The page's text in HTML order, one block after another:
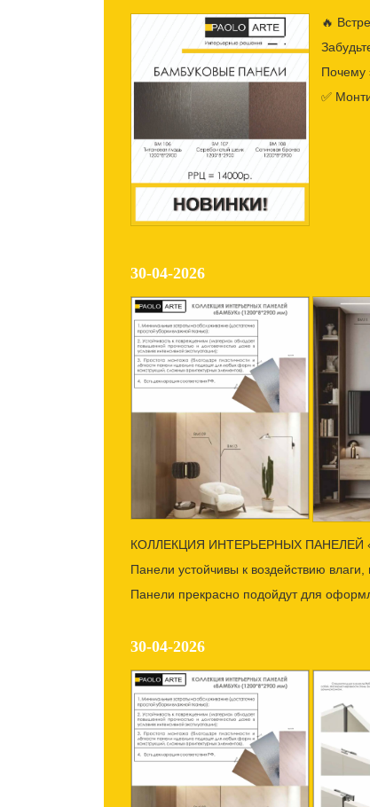
🔥
Почему
✅
30-04-2026
КОЛЛЕКЦИЯ ИНТЕРЬЕРНЫХ ПАНЕЛЕЙ
Панели устойчивы к воздействию
Панели прекрасно подойдут для
30-04-2026